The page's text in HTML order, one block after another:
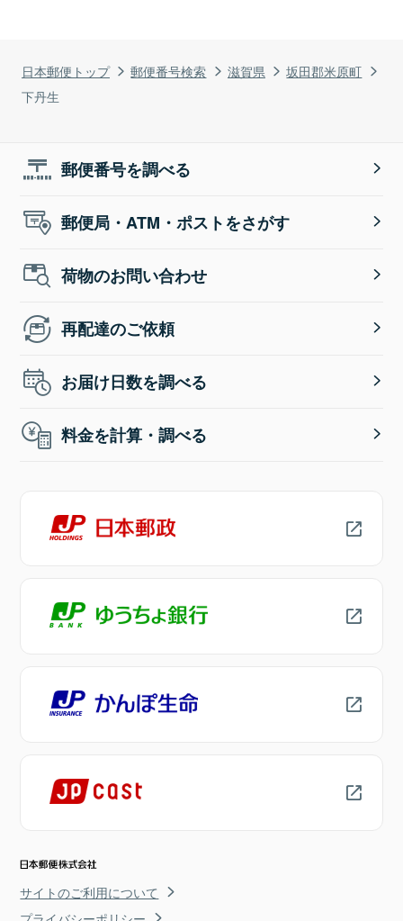
日本郵便トップ 郵便番号検索 滋賀県
坂田郡米原町
下丹生
郵便番号を調べる
郵便局・ATM・ポストをさがす
荷物のお問い合わせ
再配達のご依頼
お届け日数を調べる
料金を計算・調べる
サイトのご利用について